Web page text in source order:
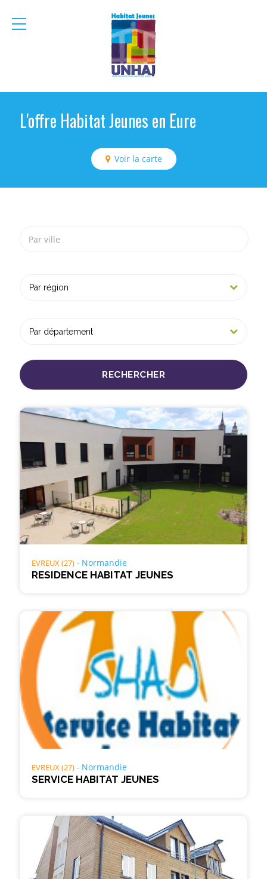
menu
L'offre Habitat Jeunes en Eure
Voir la carte
Par ville
RECHERCHER
EVREUX (27) Normandie
RESIDENCE HABITAT JEUNES
EVREUX (27) Normandie
SERVICE HABITAT JEUNES